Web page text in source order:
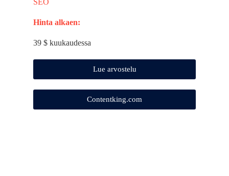
SEO
Hinta alkaen:
39 $ kuukaudessa
Lue arvostelu
Contentking.com